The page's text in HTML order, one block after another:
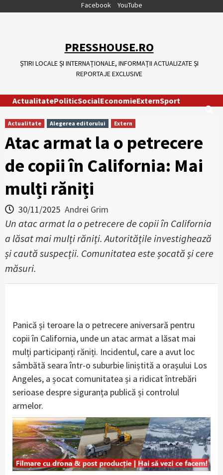
Facebook YouTube
PRESSHOUSE.RO
ȘTIRI LOCALE ȘI INTERNAȚIONALE, INFORMAȚII ACTUALIZATE ȘI
REPORTAJE EXCLUSIVE
ActualitatePoliticSocialEconomieExternSport
Actualitate Alegerea editorului Extern
Atac armat la o petrecere
de copii în California: Mai
mulți răniți
30/11/2025 Andrei Grim
Un atac armat la o petrecere de copii în California
a lăsat mai mulți răniți. Autoritățile investighează
și caută suspecții. Comunitatea este șocată și cere
măsuri.
Panică și teroare la o petrecere aniversară pentru
copii în California, unde un atac armat a lăsat mai
mulți participanți răniți. Incidentul, care a avut loc
sâmbătă seara într-o suburbie liniștită a orașului Los
Angeles, a șocat comunitatea și a ridicat întrebări
serioase despre siguranța publică și controlul
armelor.